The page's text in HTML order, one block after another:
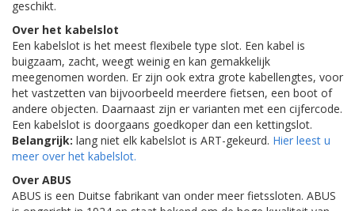
geschikt.
Over het kabelslot
Een kabelslot is het meest flexibele type slot. Een kabel is
buigzaam, zacht, weegt weinig en kan gemakkelijk
meegenomen worden. Er zijn ook extra grote kabellengtes, voor
het vastzetten van bijvoorbeeld meerdere fietsen, een boot of
andere objecten. Daarnaast zijn er varianten met een cijfercode.
Een kabelslot is doorgaans goedkoper dan een kettingslot.
Belangrijk: lang niet elk kabelslot is ART-gekeurd. Hier leest u
meer over het kabelslot.
Over ABUS
ABUS is een Duitse fabrikant van onder meer fietssloten. ABUS